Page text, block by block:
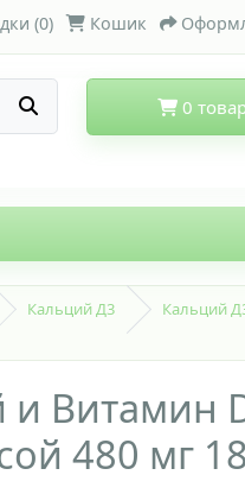
(0) Кошик
0
Кальций Д3 Кальций
и Витамин
480 мг